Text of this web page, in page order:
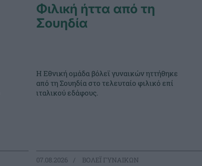
Φιλική ήττα από τη
Σουηδία
Η Εθνική ομάδα βόλεϊ γυναικών ηττήθηκε
από τη Σουηδία στο τελευταίο φιλικό επί
ιταλικού εδάφους.
07.08.2026 ΒΟΛΕΪ ΓΥΝΑΙΚΩΝ